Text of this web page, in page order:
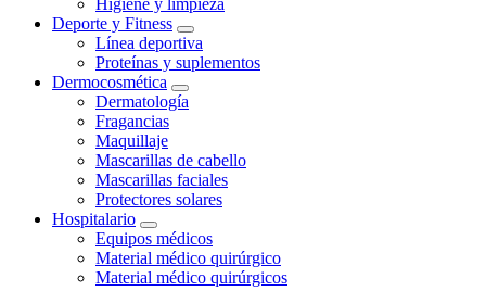
Higiene y limpieza
Deporte y Fitness
Línea deportiva
Proteínas y suplementos
Dermocosmética
Dermatología
Fragancias
Maquillaje
Mascarillas de cabello
Mascarillas faciales
Protectores solares
Hospitalario
Equipos médicos
Material médico quirúrgico
Material médico quirúrgicos